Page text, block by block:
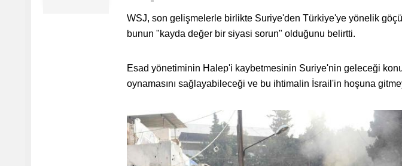
WSJ, son gelişmelerle birlikte Suriye'den Türkiye'ye yönelik
bunun "kayda değer bir siyasi sorun" olduğunu belirtti.
Esad yönetiminin Halep'i kaybetmesinin Suriye'nin geleceği
oynamasını sağlayabileceği ve bu ihtimalin İsrail'in hoşuna